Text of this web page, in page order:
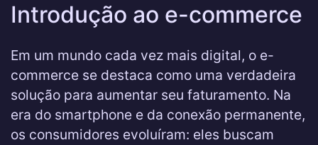
Introdução ao e-commerce
Em um mundo cada vez mais digital, o e-
commerce se destaca como uma verdadeira
solução para aumentar seu faturamento. Na
era do smartphone e da conexão permanente,
os consumidores evoluíram: eles buscam